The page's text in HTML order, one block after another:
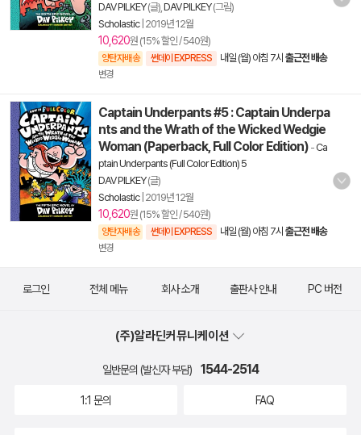
DAV PILKEY(글), DAV PILKEY(그림)
Scholastic| 2019년 12월
10,620원 (15% 할인 / 540원)
양탄자배송 썬데이 EXPRESS 내일 (월) 아침 7시 출근전 배송
변경
Captain Underpants #5 : Captain Underpa
nts and the Wrath of the Wicked Wedgie
Woman (Paperback, Full Color Edition) -Ca
ptain Underpants (Full Color Edition) 5
DAV PILKEY(글)
Scholastic| 2019년 12월
10,620원 (15% 할인 / 540원)
양탄자배송 썬데이 EXPRESS 내일 (월) 아침 7시 출근전 배송
변경
로그인 전체 메뉴 회사 소개 출판사 안내 PC 버전
(주)알라딘커뮤니케이션
일반문의 (발신자 부담) 1544-2514
1:1 문의 FAQ